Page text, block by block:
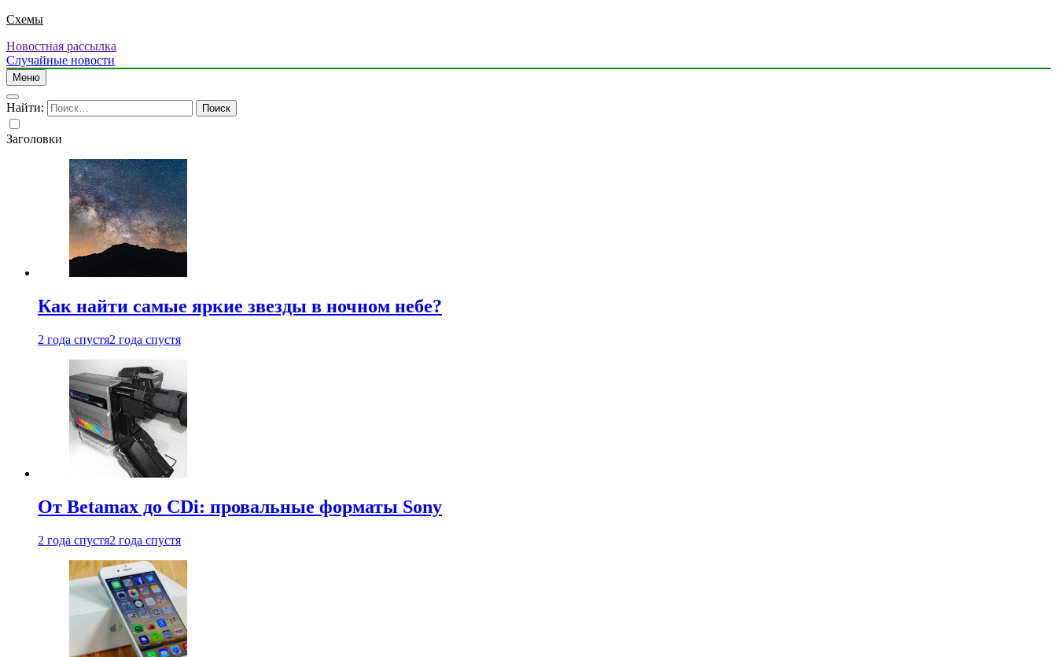
Схемы
Новостная рассылка
Случайные новости
Меню
Найти:
Заголовки
Как найти самые яркие звезды в ночном небе?
2 года спустя2 года спустя
От Betamax до CDi: провальные форматы Sony
2 года спустя2 года спустя